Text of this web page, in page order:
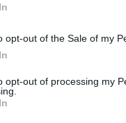
opt-out of the Sale of my
opt-out of processing my
,ενώ ανέφερε
οι δύο
αιμοληψίας)